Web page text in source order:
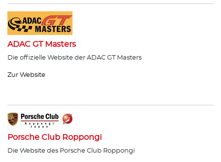
ADAC GT Masters
Die offizielle Website der ADAC GT Masters
Zur Website
Porsche Club Roppongi
Die Website des Porsche Club Roppongi